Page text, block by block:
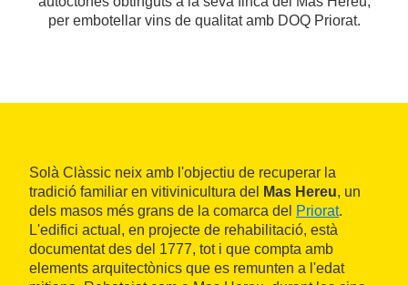
per embotellar vins de qualitat amb DOQ Priorat.
Solà Clàssic neix amb l'objectiu de recuperar la
tradició familiar en vitivinicultura del
Mas Hereu, un
dels masos més grans de la comarca del Priorat.
L'edifici actual, en projecte de rehabilitació, està
documentat des del 1777, tot i que compta amb
elements arquitectònics que es remunten a l'edat